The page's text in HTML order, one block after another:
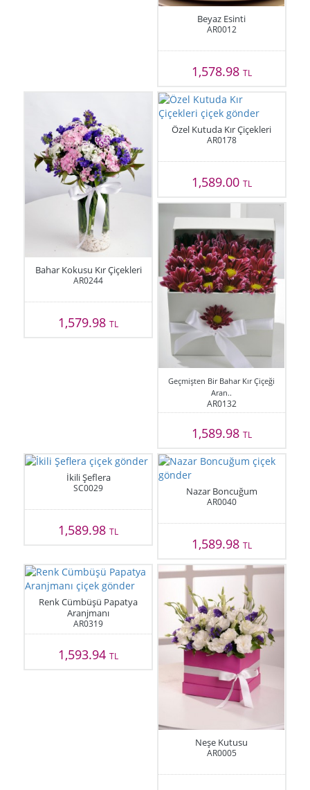
Beyaz Esinti
AR0012
1,578.98 TL
Bahar Kokusu Kır Çiçekleri
AR0244
1,579.98TL
Özel Kutuda Kır Çiçekleri
AR0178
1,589.00 TL
Geçmişten Bir Bahar Kır Çiçeği
Aran..
AR0132
1,589.98 TL
İkili Şeflera
SC0029
1,589.98TL
Nazar Boncuğum
AR0040
1,589.98 TL
Renk Cümbüşü Papatya
Aranjmanı
AR0319
1,593.94TL
Neşe Kutusu
AR0005